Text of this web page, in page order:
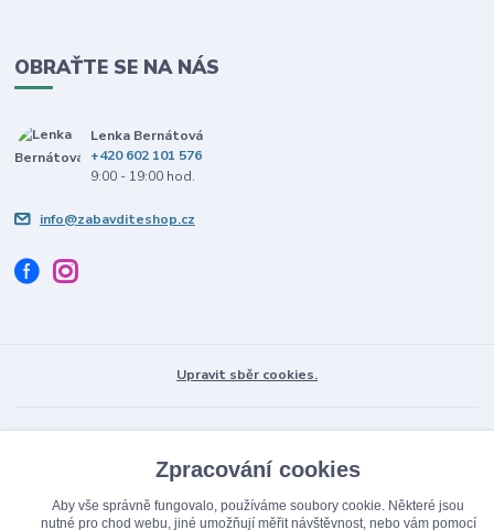
OBRAŤTE SE NA NÁS
Lenka Bernátová
+420 602 101 576
9:00 - 19:00 hod.
info@zabavditeshop.cz
Upravit sběr cookies.
Vytvořeno na
Eshop-rychle.cz
Zpracování cookies
Aby vše správně fungovalo, používáme soubory cookie. Některé jsou
nutné pro chod webu, jiné umožňují měřit návštěvnost, nebo vám pomocí